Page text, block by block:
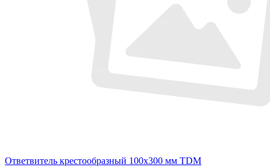
Ответвитель крестообразный 100х300 мм TDM